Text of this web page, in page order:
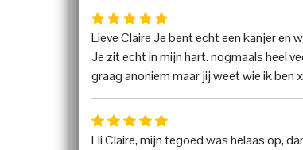
Lieve Claire Je bent echt een kanjer en
Je zit echt in mijn hart. nogmaals heel
graag anoniem maar jij weet wie ik ben
Hi Claire, mijn tegoed was helaas op,